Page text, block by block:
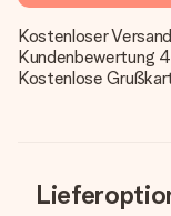
Kostenloser
Kundenbewertung
Kostenlose